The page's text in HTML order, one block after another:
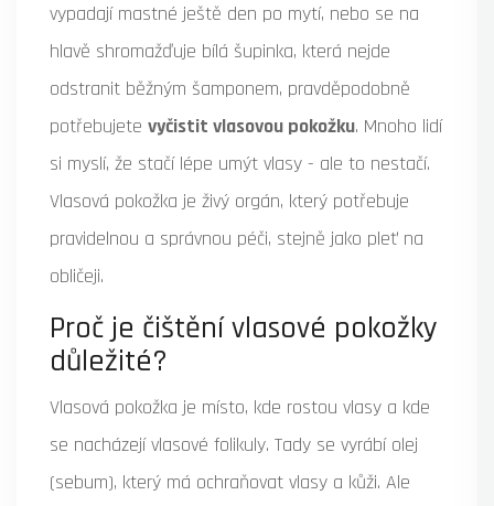
vypadají mastné ještě den po mytí, nebo se na
hlavě shromažďuje bílá šupinka, která nejde
odstranit běžným šamponem, pravděpodobně
potřebujete vyčistit vlasovou pokožku. Mnoho lidí
si myslí, že stačí lépe umýt vlasy - ale to nestačí.
Vlasová pokožka je živý orgán, který potřebuje
pravidelnou a správnou péči, stejně jako pleť na
obličeji.
Proč je čištění vlasové pokožky
důležité?
Vlasová pokožka je místo, kde rostou vlasy a kde
se nacházejí vlasové folikuly. Tady se vyrábí olej
(sebum), který má ochraňovat vlasy a kůži. Ale